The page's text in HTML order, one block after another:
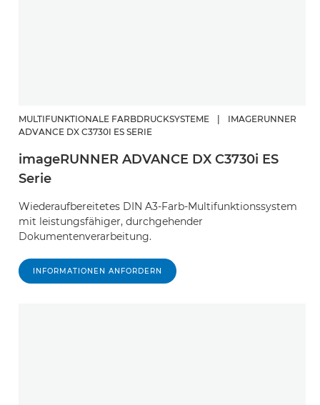
MULTIFUNKTIONALE FARBDRUCKSYSTEME
IMAGERUNNER
ADVANCE DX C3730I ES SERIE
imageRUNNER ADVANCE DX C3730i ES
Serie
Wiederaufbereitetes DIN A3-Farb-Multifunktionssystem
mit leistungsfähiger, durchgehender
Dokumentenverarbeitung.
INFORMATIONEN ANFORDERN